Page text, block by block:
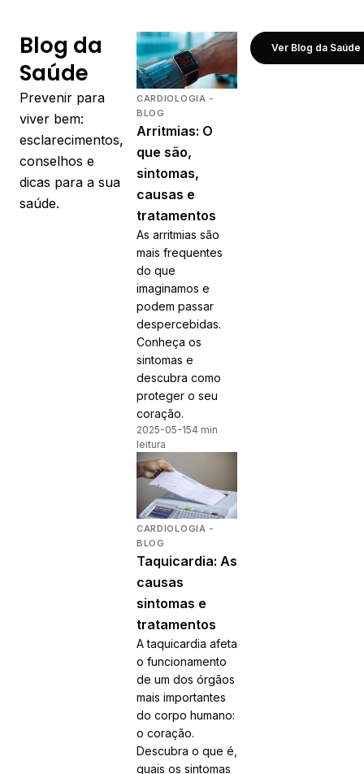
Blog da
Saúde
Prevenir para
viver bem:
esclarecimentos,
conselhos e
dicas para a sua
saúde.
CARDIOLOGIA -
BLOG
Arritmias: O
que são,
sintomas,
causas e
tratamentos
As arritmias são
mais frequentes
do que
imaginamos e
podem passar
despercebidas.
Conheça os
sintomas e
descubra como
proteger o seu
coração.
2025-05-154 min
leitura
CARDIOLOGIA -
BLOG
Taquicardia: As
causas
sintomas e
tratamentos
A taquicardia afeta
o funcionamento
de um dos órgãos
mais importantes
do corpo humano:
o coração.
Descubra o que é,
quais os sintomas
Ver Blog da Saúde